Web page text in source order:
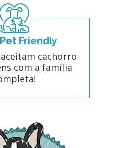
Friendly
cachorro
com a família